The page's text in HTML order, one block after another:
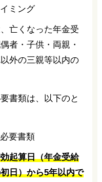
亡くなった年金受
者・子供・両親・
外の三親等以内の
書類は、以下のと
起算日（年金受給
日）から5年以内で